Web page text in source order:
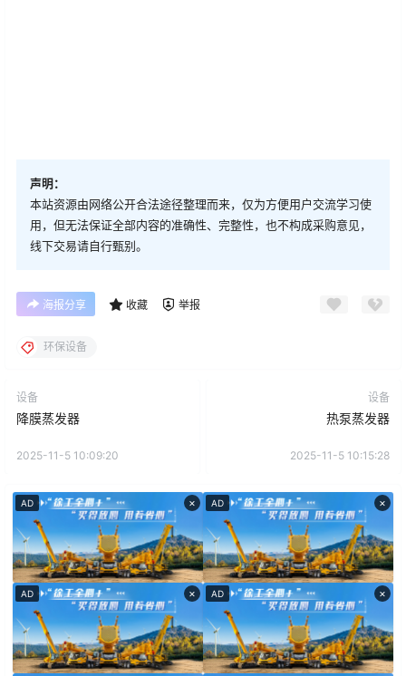
声明：
本站资源由网络公开合法途径整理而来，仅为方便用户交流学习使
用，但无法保证全部内容的准确性、完整性，也不构成采购意见，
线下交易请自行甄别。
海报分享 收藏 举报
环保设备
设备
降膜蒸发器
2025-11-5 10:09:20
设备
热泵蒸发器
2025-11-5 10:15:28
×
AD ×
AD
×
AD ×
AD